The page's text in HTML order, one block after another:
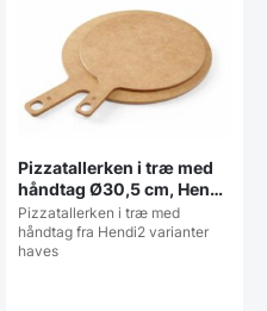
Pizzatallerken i træ med
håndtag Ø30,5 cm, Hendi
(udgår)
Pizzatallerken i træ med
håndtag fra Hendi2 varianter
haves